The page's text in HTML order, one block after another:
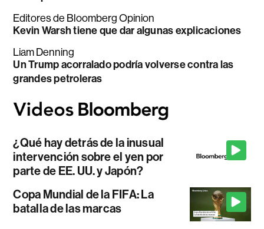
Editores de Bloomberg Opinion
Kevin Warsh tiene que dar algunas explicaciones
Liam Denning
Un Trump acorralado podría volverse contra las
grandes petroleras
¿Qué hay detrás de la inusual
intervención sobre el yen por
parte de EE. UU. y Japón?
Copa Mundial de la FIFA: La
batalla de las marcas